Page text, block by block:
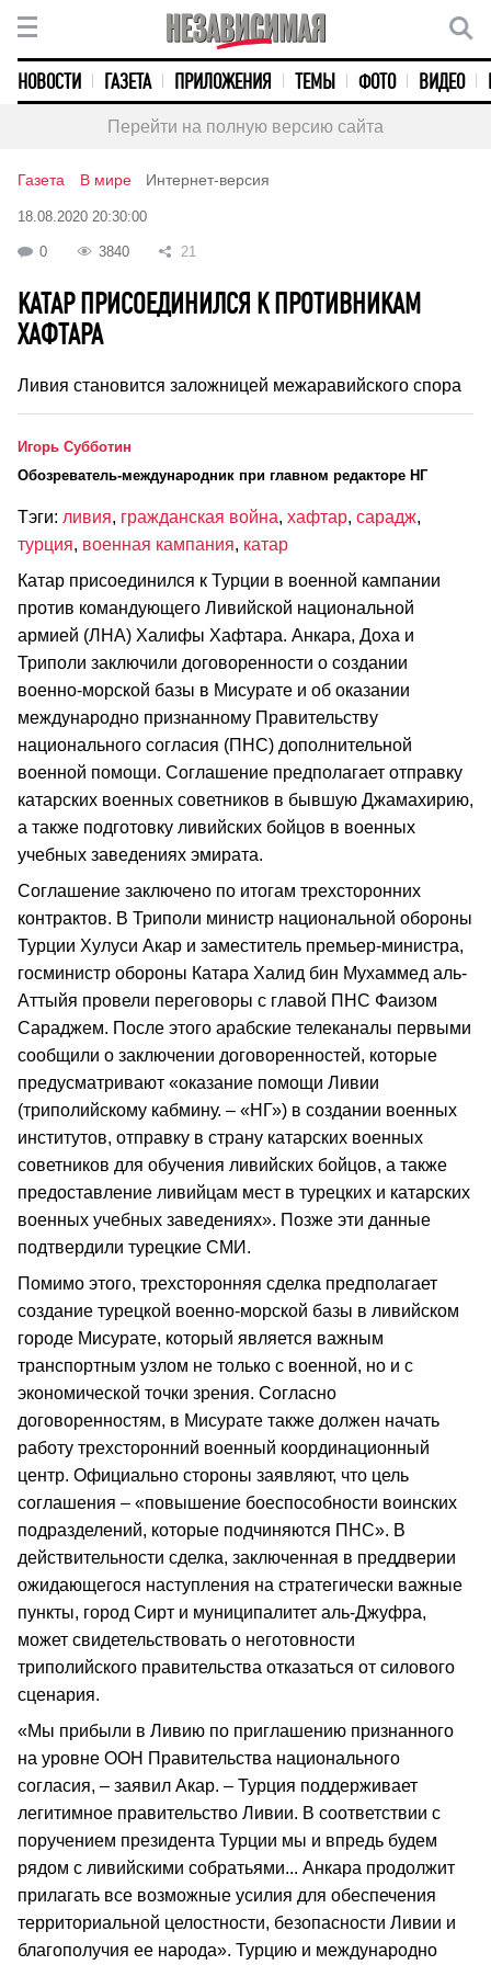
НОВОСТИ ГАЗЕТА ПРИЛОЖЕНИЯ ТЕМЫ ФОТО ВИДЕО
Перейти на полную версию сайта
Газета В мире Интернет-версия
18.08.2020 20:30:00
0 3840 21
КАТАР ПРИСОЕДИНИЛСЯ К ПРОТИВНИКАМ
ХАФТАРА
Ливия становится заложницей межаравийского спора
Игорь Субботин
Обозреватель-международник при главном редакторе НГ
Тэги: ливия, гражданская война, хафтар, сарадж,
турция, военная кампания, катар
Катар присоединился к Турции в военной кампании
против командующего Ливийской национальной
армией (ЛНА) Халифы Хафтара. Анкара, Доха и
Триполи заключили договоренности о создании
военно-морской базы в Мисурате и об оказании
международно признанному Правительству
национального согласия (ПНС) дополнительной
военной помощи. Соглашение предполагает отправку
катарских военных советников в бывшую Джамахирию,
а также подготовку ливийских бойцов в военных
учебных заведениях эмирата.
Соглашение заключено по итогам трехсторонних
контрактов. В Триполи министр национальной обороны
Турции Хулуси Акар и заместитель премьер-министра,
госминистр обороны Катара Халид бин Мухаммед аль-
Аттыйя провели переговоры с главой ПНС Фаизом
Сараджем. После этого арабские телеканалы первыми
сообщили о заключении договоренностей, которые
предусматривают «оказание помощи Ливии
(триполийскому кабмину. – «НГ») в создании военных
институтов, отправку в страну катарских военных
советников для обучения ливийских бойцов, а также
предоставление ливийцам мест в турецких и катарских
военных учебных заведениях». Позже эти данные
подтвердили турецкие СМИ.
Помимо этого, трехсторонняя сделка предполагает
создание турецкой военно-морской базы в ливийском
городе Мисурате, который является важным
транспортным узлом не только с военной, но и с
экономической точки зрения. Согласно
договоренностям, в Мисурате также должен начать
работу трехсторонний военный координационный
центр. Официально стороны заявляют, что цель
соглашения – «повышение боеспособности воинских
подразделений, которые подчиняются ПНС». В
действительности сделка, заключенная в преддверии
ожидающегося наступления на стратегически важные
пункты, город Сирт и муниципалитет аль-Джуфра,
может свидетельствовать о неготовности
триполийского правительства отказаться от силового
сценария.
«Мы прибыли в Ливию по приглашению признанного
на уровне ООН Правительства национального
согласия, – заявил Акар. – Турция поддерживает
легитимное правительство Ливии. В соответствии с
поручением президента Турции мы и впредь будем
рядом с ливийскими собратьями... Анкара продолжит
прилагать все возможные усилия для обеспечения
территориальной целостности, безопасности Ливии и
благополучия ее народа». Турцию и международно